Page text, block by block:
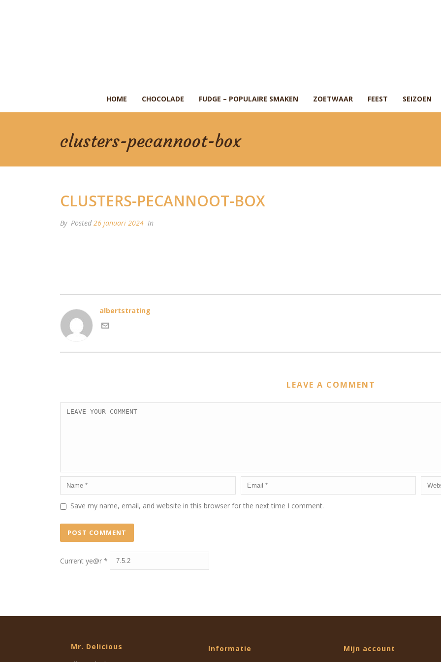
HOME CHOCOLADE FUDGE – POPULAIRE SMAKEN ZOETWAAR FEEST SEIZOEN
clusters-pecannoot-box
CLUSTERS-PECANNOOT-BOX
By Posted 26 januari 2024 In
albertstrating
LEAVE A COMMENT
Save my name, email, and website in this browser for the next time I comment.
Current ye@r *
Mr. Delicious
Informatie Mijn account